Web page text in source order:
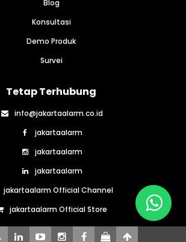
Blog
Konsultasi
Demo Produk
Survei
Tetap Terhubung
info@jakartaalarm.co.id
jakartaalarm
jakartaalarm
jakartaalarm
jakartaalarm Official Channel
jakartaalarm Official Store